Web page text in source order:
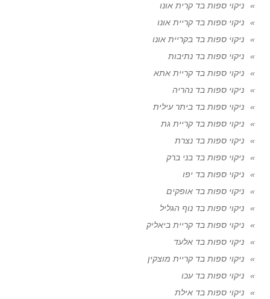
ניקוי ספות בד קרית אונו
ניקוי ספות בד קריית אונו
ניקוי ספות בד בקריית אונו
ניקוי ספות בד נתיבות
ניקוי ספות בד קריית אתא
ניקוי ספות בד נהריה
ניקוי ספות בד ביתר עילית
ניקוי ספות בד קריית גת
ניקוי ספות בד נצרת
ניקוי ספות בד בני ברק
ניקוי ספות בד יפו
ניקוי ספות בד אופקים
ניקוי ספות בד נוף הגליל
ניקוי ספות בד קריית ביאליק
ניקוי ספות בד אלעד
ניקוי ספות בד קריית מוצקין
ניקוי ספות בד עכו
ניקוי ספות בד אילת